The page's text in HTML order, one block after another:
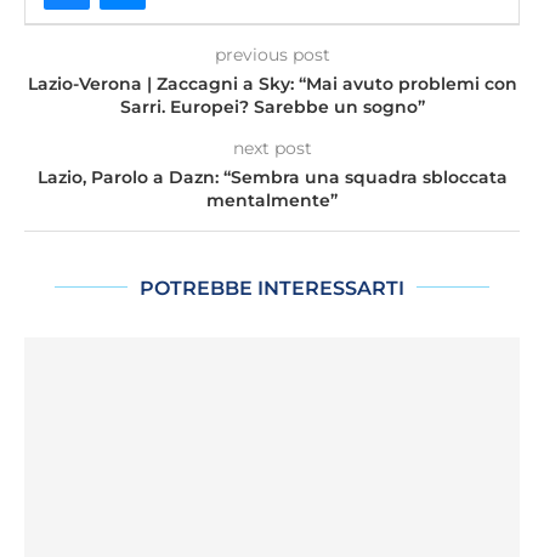
previous post
Lazio-Verona | Zaccagni a Sky: “Mai avuto problemi con
Sarri. Europei? Sarebbe un sogno”
next post
Lazio, Parolo a Dazn: “Sembra una squadra sbloccata
mentalmente”
POTREBBE INTERESSARTI